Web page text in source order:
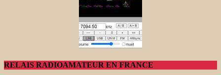
RELAIS RADIOAMATEUR EN FRANCE